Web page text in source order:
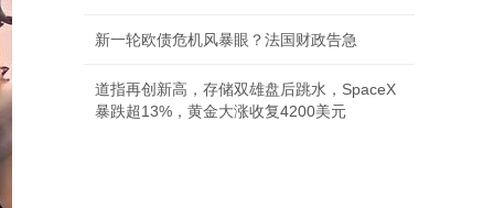
新一轮欧债危机风暴眼？法国财政告急
道指再创新高，存储双雄盘后跳水，SpaceX
暴跌超13%，黄金大涨收复4200美元